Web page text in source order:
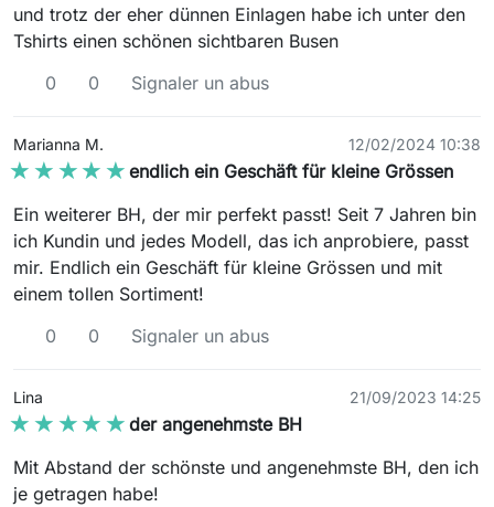
und trotz der eher dünnen Einlagen habe ich unter den
Tshirts einen schönen sichtbaren Busen
0
0 Signaler un abus
Marianna M. 12/02/2024 10:38
★★★★★
★★★★★ endlich ein Geschäft für kleine Grössen
Ein weiterer BH, der mir perfekt passt! Seit 7 Jahren bin
ich Kundin und jedes Modell, das ich anprobiere, passt
mir. Endlich ein Geschäft für kleine Grössen und mit
einem tollen Sortiment!
0
0 Signaler un abus
Lina 21/09/2023 14:25
★★★★★
★★★★★ der angenehmste BH
Mit Abstand der schönste und angenehmste BH, den ich
je getragen habe!